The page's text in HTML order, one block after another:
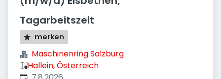
Tagarbeitszeit
merken
Maschinenring Salzburg
Hallein, Österreich